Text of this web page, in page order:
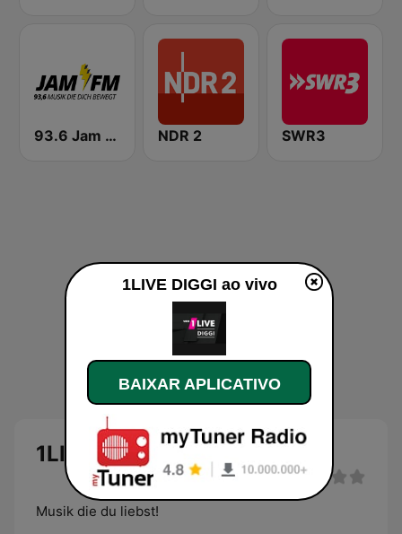
93.6 Jam FM NDR 2 SWR3
1LIVE DIGGI
Musik die du liebst!
1LIVE DIGGI ao vivo
BAIXAR APLICATIVO